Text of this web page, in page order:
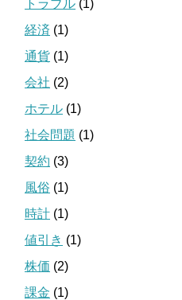
トラブル (1)
経済 (1)
通貨 (1)
会社 (2)
ホテル (1)
社会問題 (1)
契約 (3)
風俗 (1)
時計 (1)
値引き (1)
株価 (2)
課金 (1)